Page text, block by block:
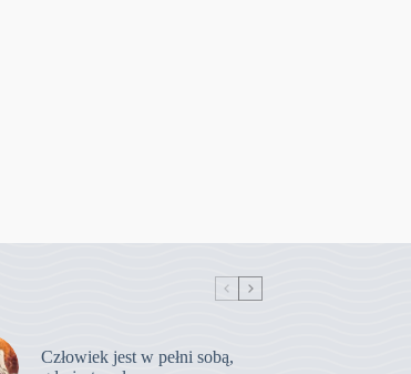
Człowiek jest w pełni sobą,